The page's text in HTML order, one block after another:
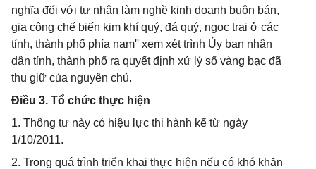
nghĩa đối với tư nhân làm nghề kinh doanh buôn bán,
gia công chế biến kim khí quý, đá quý, ngọc trai ở các
tỉnh, thành phố phía nam'' xem xét trình Ủy ban nhân
dân tỉnh, thành phố ra quyết định xử lý số vàng bạc đã
thu giữ của nguyên chủ.
Điều 3. Tổ chức thực hiện
1. Thông tư này có hiệu lực thi hành kể từ ngày
1/10/2011.
2. Trong quá trình triển khai thực hiện nếu có khó khăn